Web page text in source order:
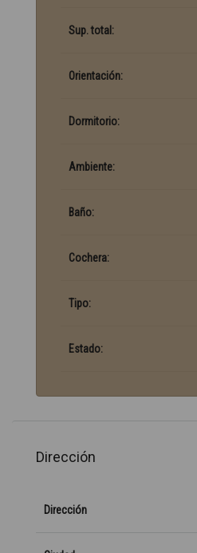
Sup. total:
Orientación:
Dormitorio:
Ambiente:
Baño:
Cochera:
Tipo:
Estado:
Dirección
Dirección